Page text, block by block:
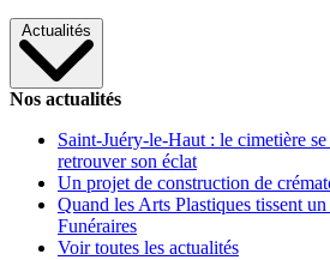
Actualités
Nos actualités
Saint-Juéry-le-Haut : le cimetière
retrouver son éclat
Un projet de construction de
Quand les Arts Plastiques tissent
Funéraires
Voir toutes les actualités